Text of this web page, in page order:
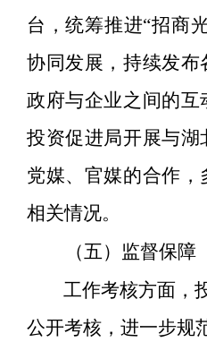
台，统筹推进“招商
协同发展， 持续发布
政府与企业之间的互
投资促进局开展与
党媒、官媒的合作
相关情况。
（五）监督保障
工作考核方面，
公开考核，进一步规